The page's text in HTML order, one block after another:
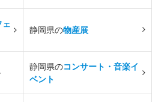
ェ
静岡県の物産展
静岡県のコンサート・音楽イ
ベント